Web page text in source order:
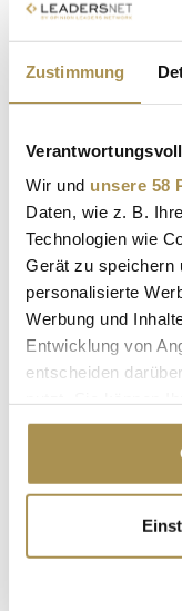
Zustimmung
Wir und unsere 58
Daten, wie z. B.
Technologien wie
Gerät zu speichern
personalisierte
Werbung und
Entwicklung von
entscheiden
Cookie-Erklärung
Trigger Symbol
erfassen,
sorgen: Die
Konzert der
Astronomer-CEO
gnadenlosen Online-
Jahres. Auch...
Preisverfall bei
Hersteller
Der Restwert
drastisch – mit
und
Notlösungen.
zunehmend an Wert.
Treuhand (DAT) und...